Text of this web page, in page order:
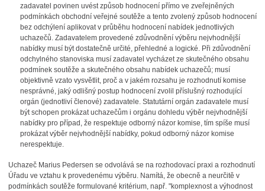
zadavatel povinen uvést způsob hodnocení přímo ve zveřejněných
podmínkách obchodní veřejné soutěže a tento zvolený způsob hodnocení
bez odchýlení aplikovat v průběhu hodnocení nabídek jednotlivých
uchazečů. Zadavatelem provedené zdůvodnění výběru nejvhodnější
nabídky musí být dostatečně určité, přehledné a logické. Při zdůvodnění
odchylného stanoviska musí zadavatel vycházet ze skutečného obsahu
podmínek soutěže a skutečného obsahu nabídek uchazečů; musí
objektivně vzato vysvětlit, proč a v jakém rozsahu je rozhodnutí komise
nesprávné, jaký odlišný postup hodnocení zvolil příslušný rozhodující
orgán (jednotliví členové) zadavatele. Statutární orgán zadavatele musí
být schopen prokázat uchazečům i orgánu dohledu výběr nejvhodnější
nabídky pro případ, že respektuje odborný názor komise, tím spíše musí
prokázat výběr nejvhodnější nabídky, pokud odborný názor komise
nerespektuje.
Uchazeč Marius Pedersen se odvolává se na rozhodovací praxi a rozhodnutí
Úřadu ve vztahu k provedenému výběru. Namítá, že obecně a neurčitě v
podmínkách soutěže formulované kritérium, např. "komplexnost a výhodnost